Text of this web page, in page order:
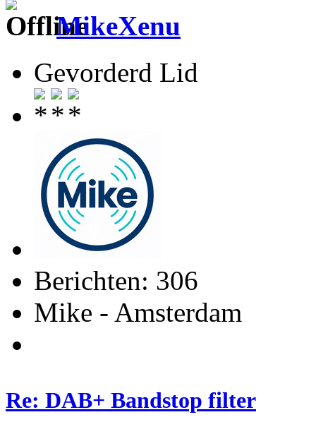
MikeXenu
Gevorderd Lid
Berichten: 306
Mike - Amsterdam
Re: DAB+ Bandstop filter